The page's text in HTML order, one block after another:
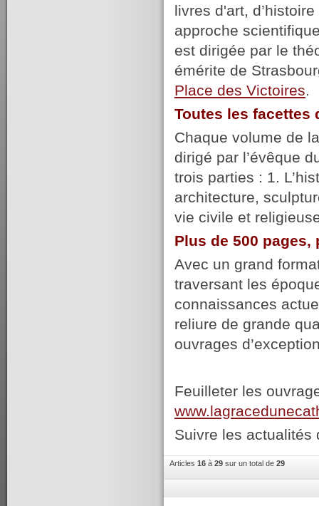
livres d'art,
approche
est dirigée par le
émérite de
Place des Victoires.
Toutes les facettes
Chaque volume de
dirigé par l’évêque
trois parties : 1.
architecture,
vie civile et
Plus de 500 pages,
Avec un grand
traversant les
connaissances
reliure de grande
ouvrages
Feuilleter les
Suivre les
Articles 16 à 29 sur un total de 29